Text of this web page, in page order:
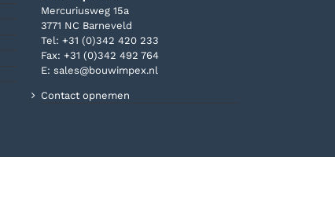
Mercuriusweg 15a
3771 NC Barneveld
Tel: +31 (0)342 420 233
Fax: +31 (0)342 492 764
E: sales@bouwimpex.nl
Contact opnemen